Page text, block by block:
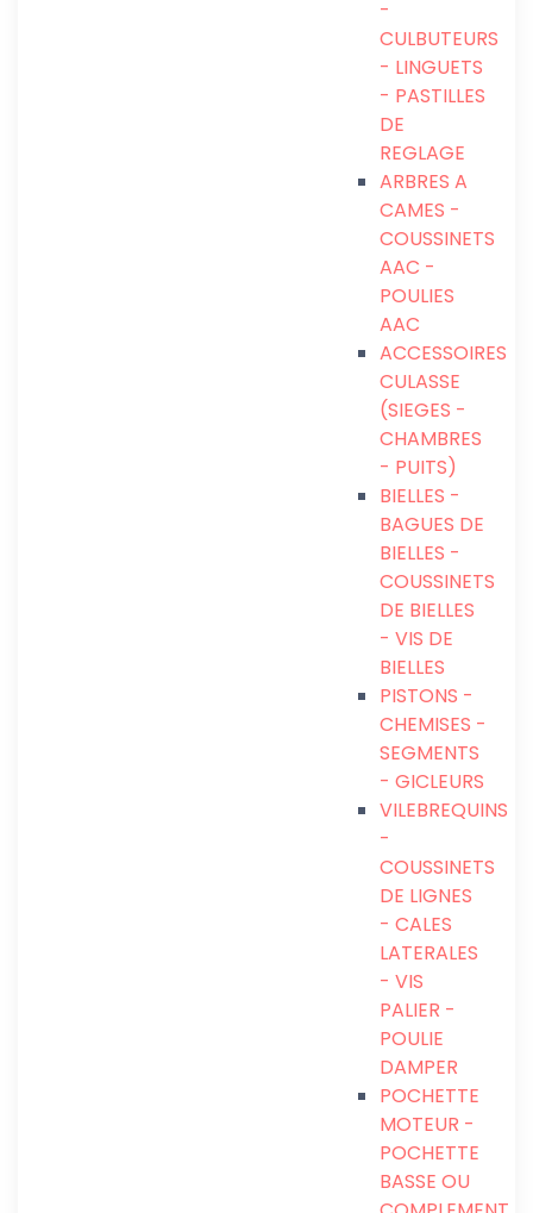
-
CULBUTEURS
- LINGUETS
- PASTILLES
DE
REGLAGE
ARBRES A
CAMES -
COUSSINETS
AAC -
POULIES
AAC
ACCESSOIRES
CULASSE
(SIEGES -
CHAMBRES
- PUITS)
BIELLES -
BAGUES DE
BIELLES -
COUSSINETS
DE BIELLES
- VIS DE
BIELLES
PISTONS -
CHEMISES -
SEGMENTS
- GICLEURS
VILEBREQUINS
-
COUSSINETS
DE LIGNES
- CALES
LATERALES
- VIS
PALIER -
POULIE
DAMPER
POCHETTE
MOTEUR -
POCHETTE
BASSE OU